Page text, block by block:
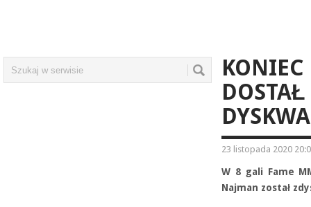
23 listopada 2020
W 8 gali Fame
Najman został